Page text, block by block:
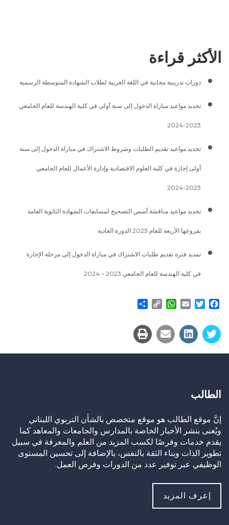
الأكثر قراءة
دورات تدريبية مجانية في اللغة العربية لطلاب الشهادة المتوسطة الرسمية
تحديد مواعيد مباراة الدخول إلى سنة أولى في كلية الهندسة للعام الجامعي
2023-2024
تحديد مواعيد تقديم الطلبات وشروط الاشتراك في مباراة الدخول إلى سنة
أولى إجازة في كلية العلوم الاقتصادية وإدارة الأعمال للعام الجامعي
2023-2024
تحديد مواعيد مناقشة أسس التصحيح لمسابقات الشهادة الثانوية العامة
بفروعها الأربعة للعام 2023 الدورة العادية
تمديد فترة تقديم طلبات الاشتراك في مباراة الدخول إلى مرحلة الإجازة
في كلية الهندسة للعام الجامعي 2023 – 2024
Facebook
Twitter
Email
WhatsApp
Copy
الطالب
إنَّ موقع الطالب هو موقع متخصص بالشأن التربوي اللبناني
ويُعنى بنشر الأخبار الخاصة بالمدارس والجامعات والمعاهد كما
يقدم خدمات وفرصًا لكسب المزيد من العلم والمعرفة في سبيل
تطوير الذات وبناء الثقة بالنفس، بالإضافة إلى تحسين المستوى
الوظيفي عبر توفير عدد من الدورات وفرص العمل.
إعرف المزيد